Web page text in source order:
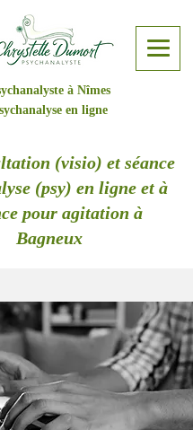
à Nîmes
en ligne
(visio) et séance
(psy) en ligne et à
pour agitation à
Bagneux